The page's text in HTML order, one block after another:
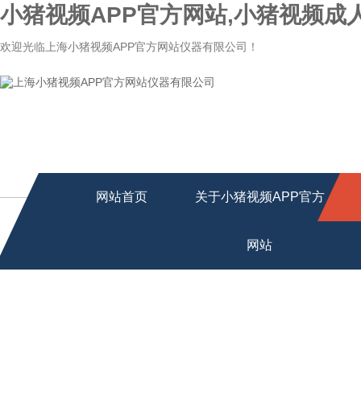
小猪视频APP官方网站,小猪视频成
欢迎光临上海小猪视频APP官方网站仪器有限公司！
网站首页 关于小猪视频APP官方
网站